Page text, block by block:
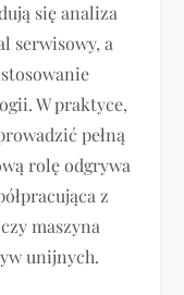
się analiza
serwisowy, a
W praktyce,
pełną
rolę odgrywa
z
maszyna
unijnych.